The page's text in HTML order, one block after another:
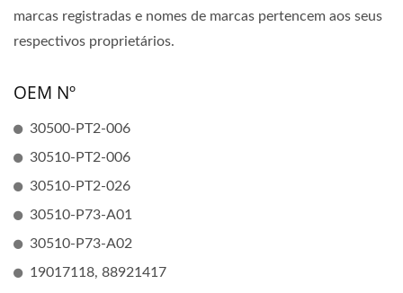
marcas registradas e nomes de marcas pertencem aos seus
respectivos proprietários.
OEM Nº
30500-PT2-006
30510-PT2-006
30510-PT2-026
30510-P73-A01
30510-P73-A02
19017118, 88921417